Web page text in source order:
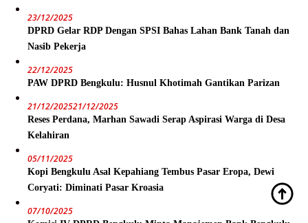
23/12/2025
DPRD Gelar RDP Dengan SPSI Bahas Lahan Bank Tanah dan
Nasib Pekerja
22/12/2025
PAW DPRD Bengkulu: Husnul Khotimah Gantikan Parizan
21/12/202521/12/2025
Reses Perdana, Marhan Sawadi Serap Aspirasi Warga di Desa
Kelahiran
05/11/2025
Kopi Bengkulu Asal Kepahiang Tembus Pasar Eropa, Dewi
Coryati: Diminati Pasar Kroasia
07/10/2025